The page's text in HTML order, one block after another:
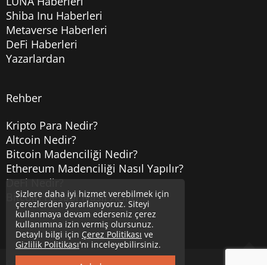
Shiba Inu Haberleri
Metaverse Haberleri
DeFi Haberleri
Yazarlardan
Rehber
Kripto Para Nedir?
Altcoin Nedir?
Bitcoin Madenciliği Nedir?
Ethereum Madenciliği Nasıl Yapılır?
DeFi Nedir?
Bitcoin Hesabı Nasıl Açılır?
Sizlere daha iyi hizmet verebilmek için
çerezlerden yararlanıyoruz. Siteyi
kullanmaya devam ederseniz çerez
kullanımına izin vermiş olursunuz.
Detaylı bilgi için Çerez Politikası ve
Gizlilik Politikası'nı inceleyebilirsiniz.